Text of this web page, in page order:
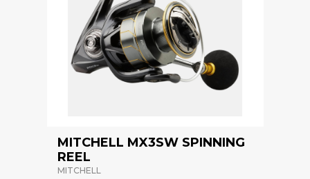
MITCHELL MX3SW SPINNING
REEL
MITCHELL